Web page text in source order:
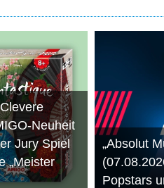
Neuheit
Jury Spiel
„Meister
„Absolut
Popstars